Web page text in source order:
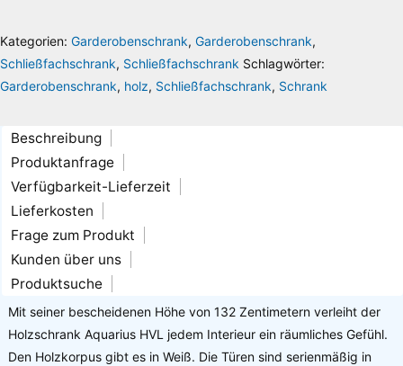
Kategorien: Garderobenschrank, Garderobenschrank,
Schließfachschrank, Schließfachschrank Schlagwörter:
Garderobenschrank, holz, Schließfachschrank, Schrank
Beschreibung
Produktanfrage
Verfügbarkeit-Lieferzeit
Lieferkosten
Frage zum Produkt
Kunden über uns
Produktsuche
Mit seiner bescheidenen Höhe von 132 Zentimetern verleiht der
Holzschrank Aquarius HVL jedem Interieur ein räumliches Gefühl.
Den Holzkorpus gibt es in Weiß. Die Türen sind serienmäßig in